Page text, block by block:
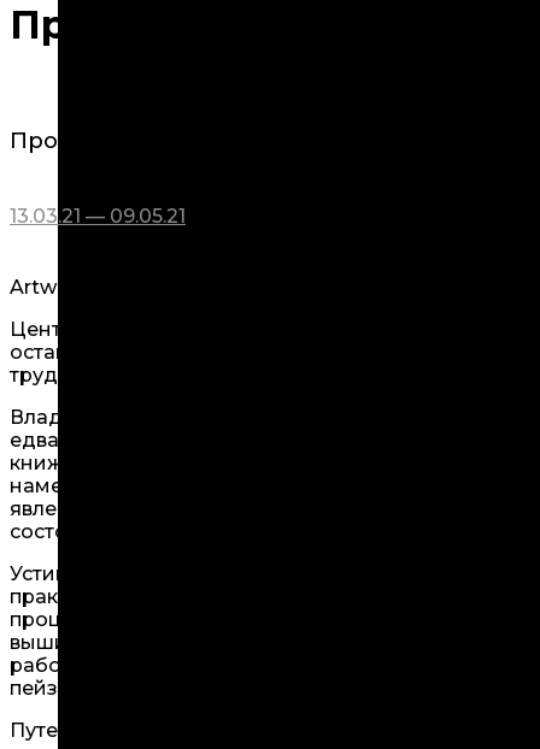
Проект Владимира
Проект Владимира Чернышева и Устины
13.03.21 — 09.05.21
Artwin Gallery представляет совместный
Центральной темой выставки стало
остановился, а привычное течение жизни было
трудоемких художественных техник и искать
Владимир Чернышев в своей практике
едва считываемым мифологемам: арка, звезды,
книжных иллюстраций, химических трактатов,
намекают на узнаваемые архетипические образы,
явлениях, о временных состояниях, о тенях
состояния — текучим, застывающим, живущим
Устина Яковлева предлагает погрузиться в
практику она выстраивает вокруг магических
процесс сосуществования с флорой и фауной.
вышивки, бисера и жемчуга, обманчиво в своей
работах Устины много полузнакомых форм,
пейзажем российской глуши.
Путешествуя по этим вдохновленным природой